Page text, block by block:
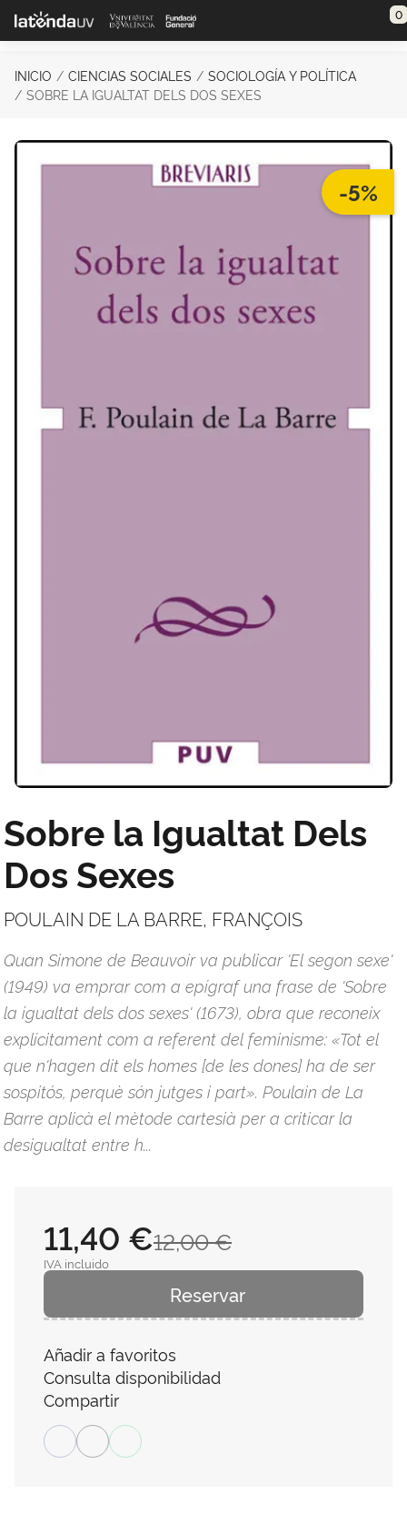
Saltar al contenido principal 0
INICIO CIENCIAS SOCIALES
SOCIOLOGÍA Y POLÍTICA
SOBRE LA IGUALTAT DELS DOS SEXES
-5%
Sobre la Igualtat Dels
Dos Sexes
POULAIN DE LA BARRE, FRANÇOIS
Quan Simone de Beauvoir va publicar 'El segon sexe'
(1949) va emprar com a epígraf una frase de 'Sobre
la igualtat dels dos sexes' (1673), obra que reconeix
explícitament com a referent del feminisme: «Tot el
que n'hagen dit els homes [de les dones] ha de ser
sospitós, perquè són jutges i part». Poulain de La
Barre aplicà el mètode cartesià per a criticar la
desigualtat entre h...
12,00 €
11,40 €
IVA incluido
Reservar
Añadir a favoritos
Consulta disponibilidad
Compartir